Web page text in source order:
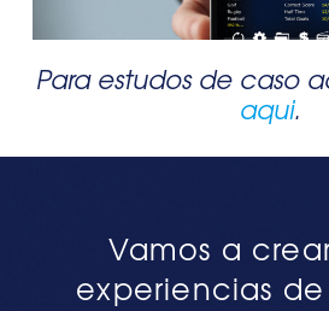
Para estudos de caso
aqui.
Vamos a
experiencias